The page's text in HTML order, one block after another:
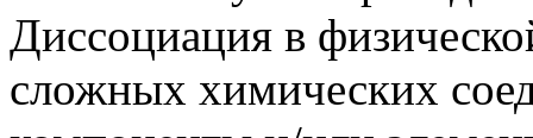
Диссоциация в
сложных химических